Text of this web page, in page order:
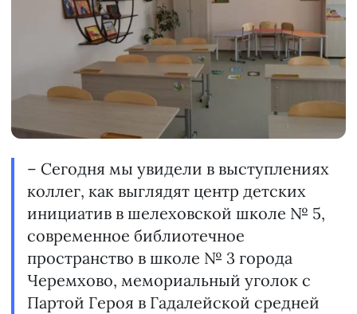
– Сегодня мы увидели в выступлениях
коллег, как выглядят центр детских
инициатив в шелеховской школе № 5,
современное библиотечное
пространство в школе № 3 города
Черемхово, мемориальный уголок с
Партой Героя в Гадалейской средней